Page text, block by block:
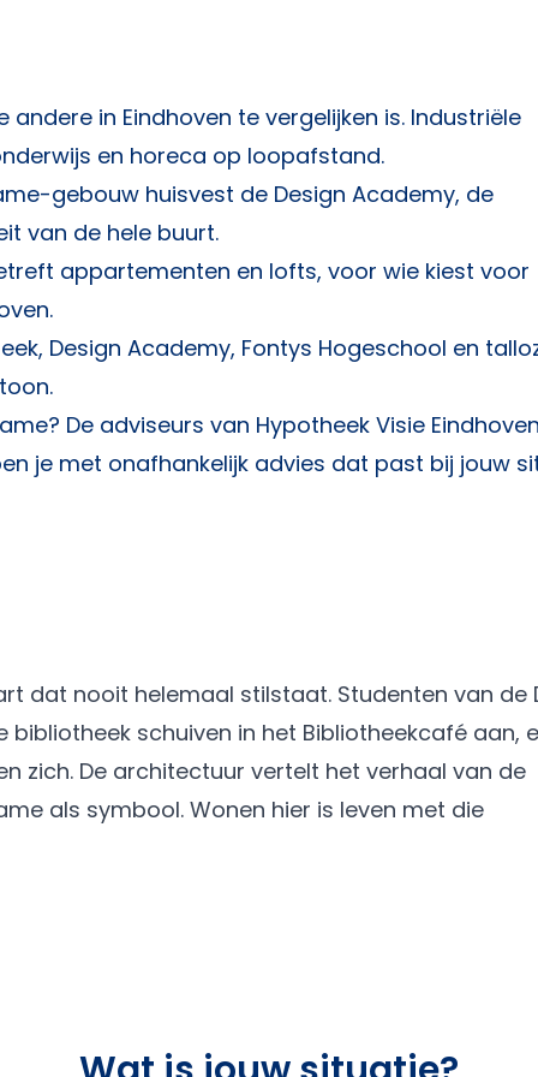
in Eindhoven te vergelijken is. Industriële
en horeca op loopafstand.
gebouw huisvest de Design Academy, de
van de hele buurt.
appartementen en lofts, voor wie kiest voor
Design Academy, Fontys Hogeschool en
De adviseurs van Hypotheek Visie
je met onafhankelijk advies dat past bij jouw
dat nooit helemaal stilstaat. Studenten van de
schuiven in het Bibliotheekcafé aan,
zich. De architectuur vertelt het verhaal van de
als symbool. Wonen hier is leven met die